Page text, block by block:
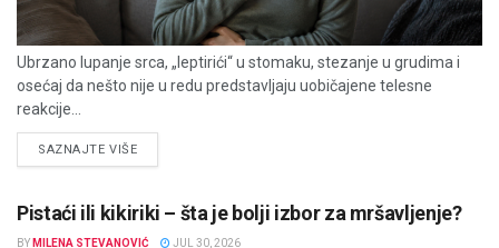
Ubrzano lupanje srca, „leptirići“ u stomaku, stezanje u grudima i
osećaj da nešto nije u redu predstavljaju uobičajene telesne
reakcije...
SAZNAJTE VIŠEDETAILS
Pistaći ili kikiriki – šta je bolji izbor za mršavljenje?
BY MILENA STEVANOVIĆ JUL 30, 2026